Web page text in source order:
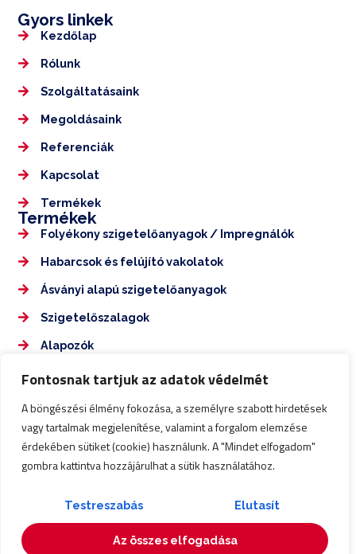
Fontosnak tartjuk az adatok védelmét
A böngészési élmény fokozása, a személyre szabott hirdetések
vagy tartalmak megjelenítése, valamint a forgalom elemzése
érdekében sütiket (cookie) használunk. A "Mindet elfogadom"
gombra kattintva hozzájárulhat a sütik használatához.
Testreszabás Elutasít
Az összes elfogadása
Gyors linkek
Kezdőlap
Rólunk
Szolgáltatásaink
Megoldásaink
Referenciák
Kapcsolat
Termékek
Termékek
Folyékony szigetelőanyagok / Impregnálók
Habarcsok és felújító vakolatok
Ásványi alapú szigetelőanyagok
Szigetelőszalagok
Alapozók
+36 70 350 7555
nagykarolyepuletdiagnosztika@gmail.com
Impresszum
Adatkezelési tájékoztató
© 2025 AquaMetodika Kft. Minden jog fenntartva. – A
weboldalt készítette: 2K Web and Design